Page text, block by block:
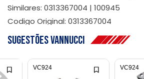
Similares: 0313367004 | 100945
Codigo Original: 0313367004
Sugestões Vannucci
VC924 VC924